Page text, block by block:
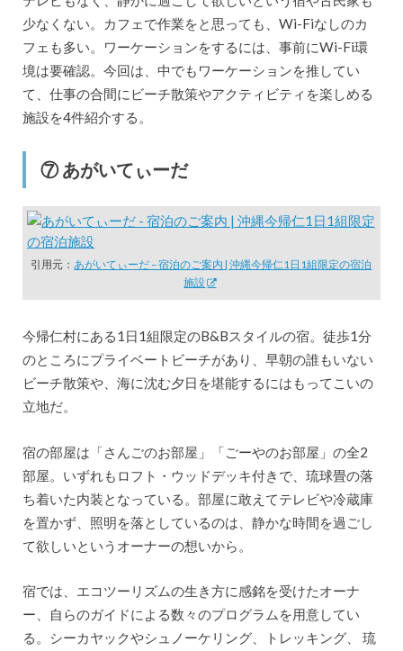
少なくない。カフェで作業をと思っても、Wi-Fiなしのカ
フェも多い。ワーケーションをするには、事前にWi-Fi環
境は要確認。今回は、中でもワーケーションを推してい
て、仕事の合間にビーチ散策やアクティビティを楽しめる
施設を4件紹介する。
⑦ あがいてぃーだ
引用元： あがいてぃーだ – 宿泊のご案内 | 沖縄今帰仁1日1組限定の宿泊
施設
今帰仁村にある1日1組限定のB&Bスタイルの宿。徒歩1分
のところにプライベートビーチがあり、早朝の誰もいない
ビーチ散策や、海に沈む夕日を堪能するにはもってこいの
立地だ。
宿の部屋は「さんごのお部屋」「ごーやのお部屋」の全2
部屋。いずれもロフト・ウッドデッキ付きで、琉球畳の落
ち着いた内装となっている。部屋に敢えてテレビや冷蔵庫
を置かず、照明を落としているのは、静かな時間を過ごし
て欲しいというオーナーの想いから。
宿では、エコツーリズムの生き方に感銘を受けたオーナ
ー、自らのガイドによる数々のプログラムを用意してい
る。シーカヤックやシュノーケリング、トレッキング、 琉